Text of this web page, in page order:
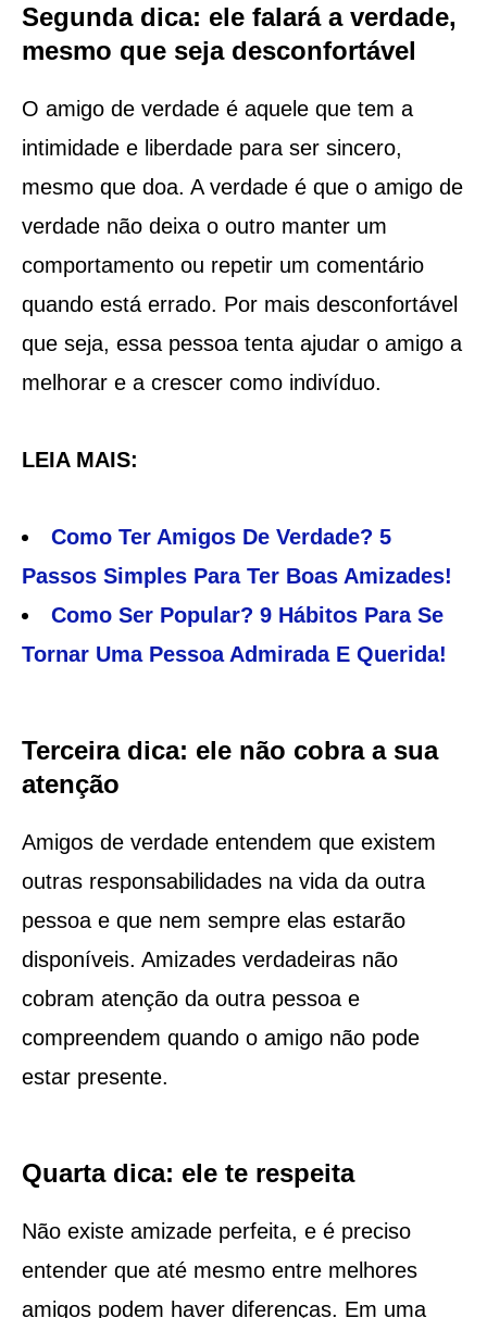
Segunda dica: ele falará a verdade,
mesmo que seja desconfortável
O amigo de verdade é aquele que tem a
intimidade e liberdade para ser sincero,
mesmo que doa. A verdade é que o amigo de
verdade não deixa o outro manter um
comportamento ou repetir um comentário
quando está errado. Por mais desconfortável
que seja, essa pessoa tenta ajudar o amigo a
melhorar e a crescer como indivíduo.
LEIA MAIS:
Como Ter Amigos De Verdade? 5
Passos Simples Para Ter Boas Amizades!
Como Ser Popular? 9 Hábitos Para Se
Tornar Uma Pessoa Admirada E Querida!
Terceira dica: ele não cobra a sua
atenção
Amigos de verdade entendem que existem
outras responsabilidades na vida da outra
pessoa e que nem sempre elas estarão
disponíveis. Amizades verdadeiras não
cobram atenção da outra pessoa e
compreendem quando o amigo não pode
estar presente.
Quarta dica: ele te respeita
Não existe amizade perfeita, e é preciso
entender que até mesmo entre melhores
amigos podem haver diferenças. Em uma